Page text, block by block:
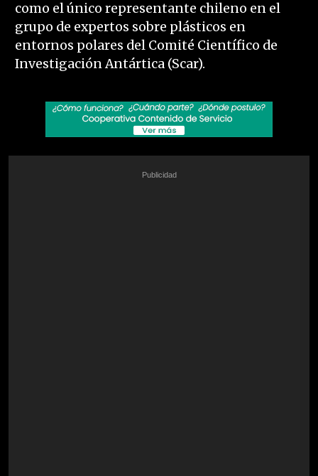
como el único representante chileno en el
grupo de expertos sobre plásticos en
entornos polares del Comité Científico de
Investigación Antártica (Scar).